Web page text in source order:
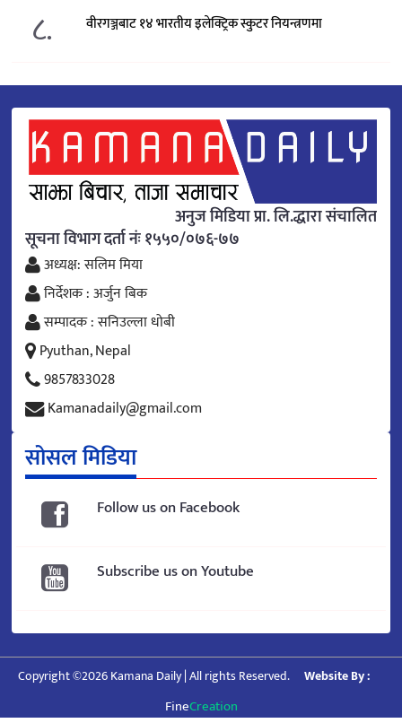
८. वीरगञ्जबाट १४ भारतीय इलेक्ट्रिक स्कुटर नियन्त्रणमा
अनुज मिडिया प्रा. लि.द्धारा संचालित
सूचना विभाग दर्ता नंः १५५०/०७६-७७
अध्यक्ष: सलिम मिया
निर्देशक : अर्जुन बिक
सम्पादक : सनिउल्ला धोबी
Pyuthan, Nepal
9857833028
Kamanadaily@gmail.com
सोसल मिडिया
Follow us on Facebook
Subscribe us on Youtube
Copyright ©2026 Kamana Daily | All rights Reserved. Website By :
FineCreation